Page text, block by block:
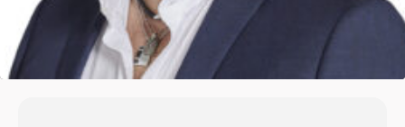
HJEM MUSIK DANSKTOP JOHNNY HANSEN